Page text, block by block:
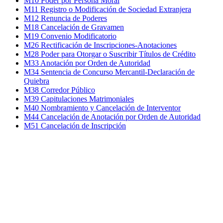
M11 Registro o Modificación de Sociedad Extranjera
M12 Renuncia de Poderes
M18 Cancelación de Gravamen
M19 Convenio Modificatorio
M26 Rectificación de Inscripciones-Anotaciones
M28 Poder para Otorgar o Suscribir Títulos de Crédito
M33 Anotación por Orden de Autoridad
M34 Sentencia de Concurso Mercantil-Declaración de
Quiebra
M38 Corredor Público
M39 Capitulaciones Matrimoniales
M40 Nombramiento y Cancelación de Interventor
M44 Cancelación de Anotación por Orden de Autoridad
M51 Cancelación de Inscripción